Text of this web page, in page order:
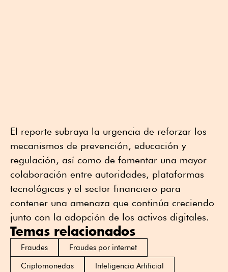
El reporte subraya la urgencia de reforzar los
mecanismos de prevención, educación y
regulación, así como de fomentar una mayor
colaboración entre autoridades, plataformas
tecnológicas y el sector financiero para
contener una amenaza que continúa creciendo
junto con la adopción de los activos digitales.
Temas relacionados
Fraudes
Fraudes por internet
Criptomonedas
Inteligencia Artificial